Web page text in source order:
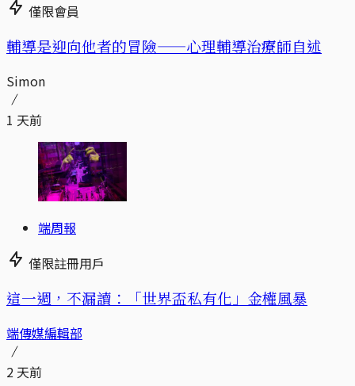
僅限會員
輔導是迎向他者的冒險——心理輔導治療師自述
Simon
1 天前
端周報
僅限註冊用戶
這一週，不漏讀：「世界盃私有化」金權風暴
端傳媒編輯部
2 天前